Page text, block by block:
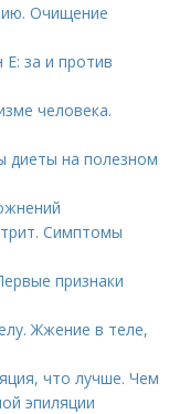
Очищение
за и против
человека.
диеты на полезном
Симптомы
признаки
Жжение в теле,
что лучше. Чем
эпиляции